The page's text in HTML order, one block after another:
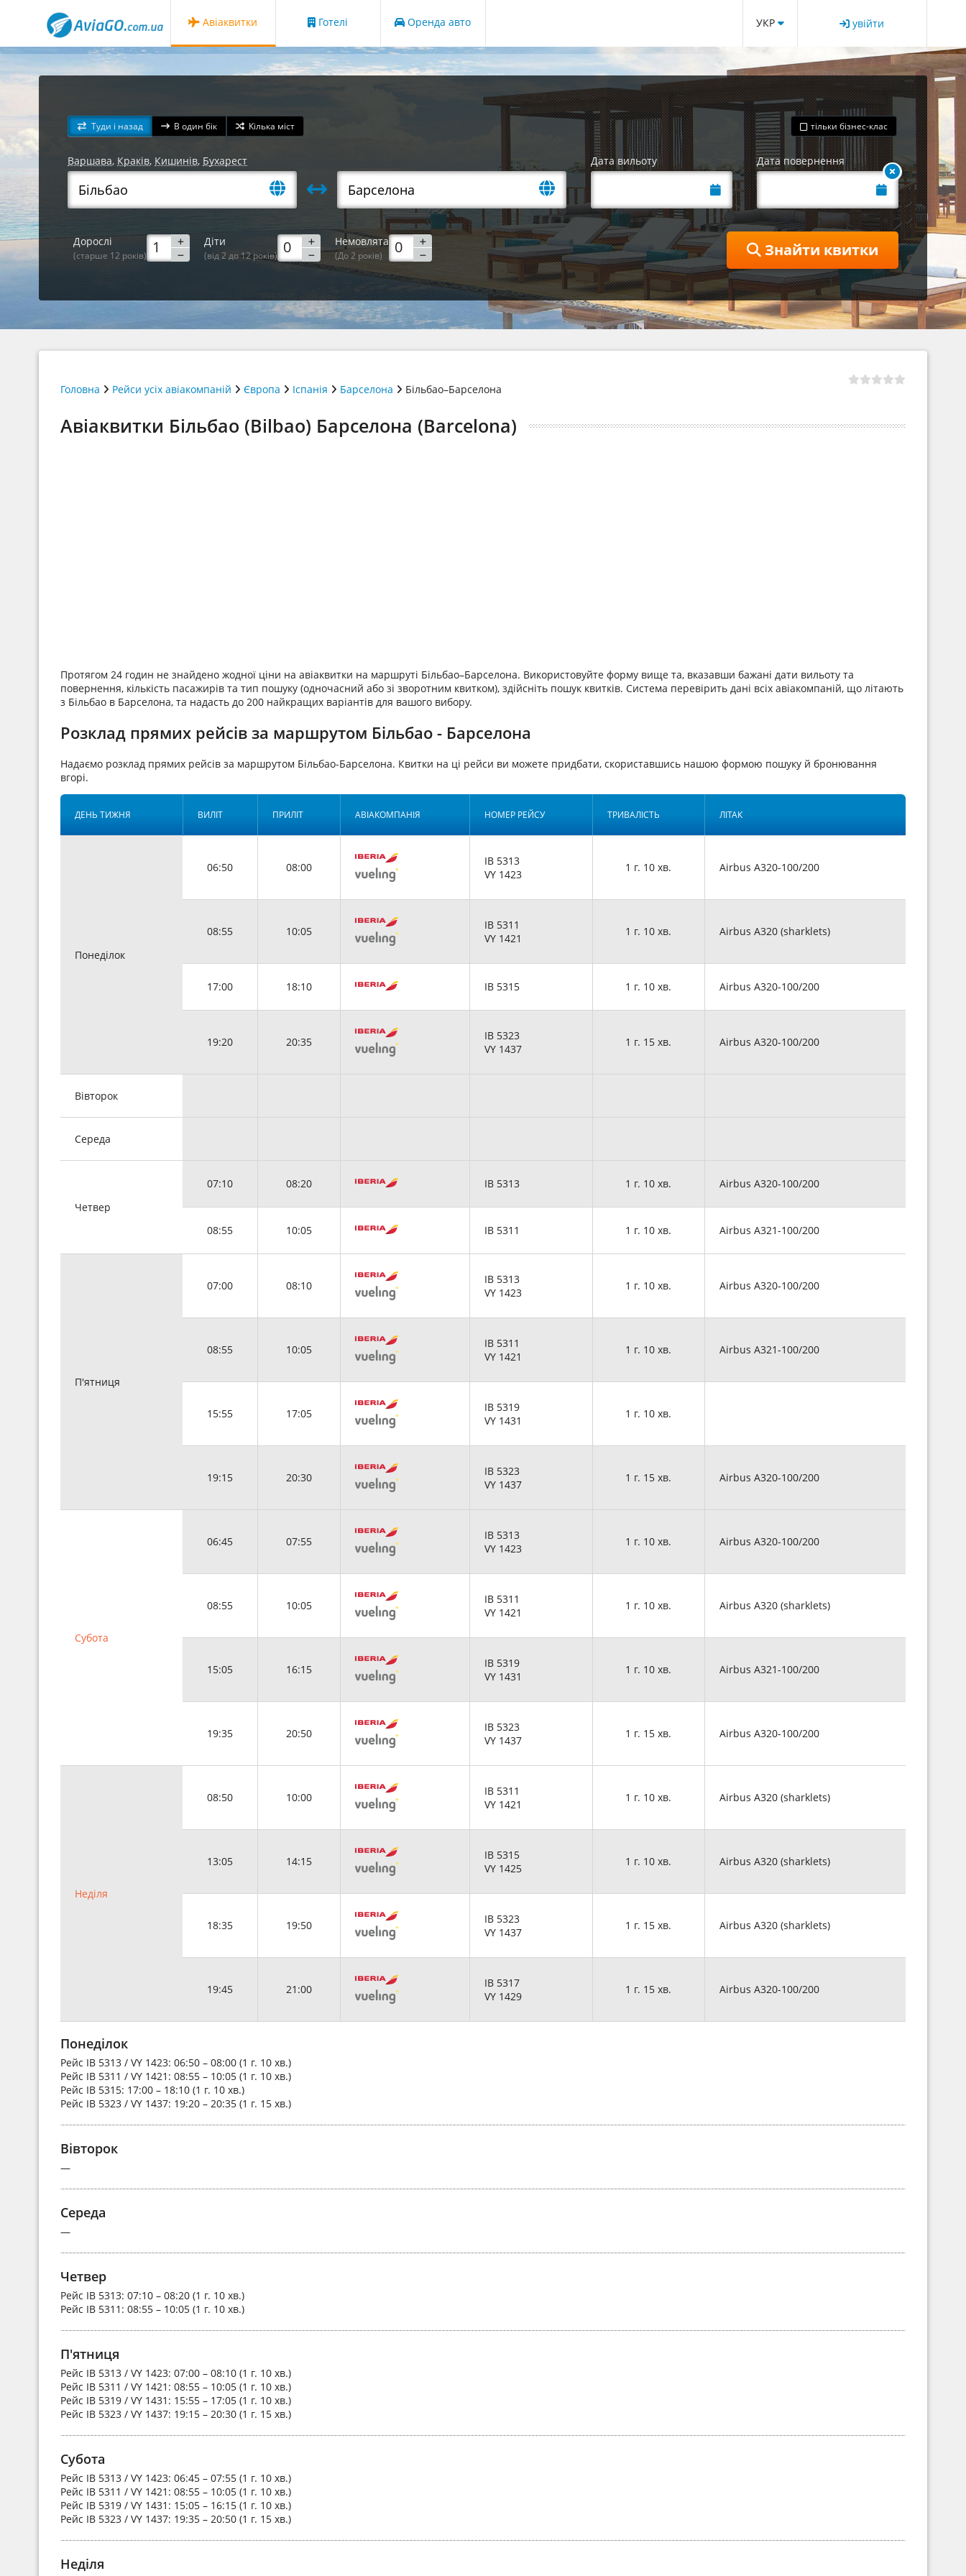
Авіаквитки Готелі Оренда авто УКР увійти
Туди і назад В один бік Кілька міст тільки бізнес-клас
Варшава, Краків, Кишинів, Бухарест Дата вильоту Дата повернення
Дорослі
(старше 12 років)
Діти
(від 2 до 12 років)
Немовлята
(До 2 років) Знайти квитки
Головна Рейси усіх авіакомпаній Європа Іспанія Барселона Більбао–Барселона
Авіаквитки Більбао (Bilbao) Барселона (Barcelona)
Протягом 24 годин не знайдено жодної ціни на авіаквитки на маршруті Більбао–Барселона. Використовуйте форму вище та, вказавши бажані дати вильоту та
повернення, кількість пасажирів та тип пошуку (одночасний або зі зворотним квитком), здійсніть пошук квитків. Система перевірить дані всіх авіакомпаній, що літають
з Більбао в Барселона, та надасть до 200 найкращих варіантів для вашого вибору.
Розклад прямих рейсів за маршрутом Більбао - Барселона
Надаємо розклад прямих рейсів за маршрутом Більбао-Барселона. Квитки на ці рейси ви можете придбати, скориставшись нашою формою пошуку й бронювання
вгорі.
ДЕНЬ ТИЖНЯ ВИЛІТ ПРИЛІТ АВІАКОМПАНІЯ НОМЕР РЕЙСУ ТРИВАЛІСТЬ ЛІТАК
Понеділок
06:50 08:00
IB 5313
VY 1423
1 г. 10 хв. Airbus A320-100/200
08:55 10:05
IB 5311
VY 1421
1 г. 10 хв. Airbus A320 (sharklets)
17:00 18:10 IB 5315 1 г. 10 хв. Airbus A320-100/200
19:20 20:35
IB 5323
VY 1437
1 г. 15 хв. Airbus A320-100/200
Вівторок
Середа
Четвер
07:10 08:20 IB 5313 1 г. 10 хв. Airbus A320-100/200
08:55 10:05 IB 5311 1 г. 10 хв. Airbus A321-100/200
П'ятниця
07:00 08:10
IB 5313
VY 1423
1 г. 10 хв. Airbus A320-100/200
08:55 10:05
IB 5311
VY 1421
1 г. 10 хв. Airbus A321-100/200
15:55 17:05
IB 5319
VY 1431
1 г. 10 хв.
19:15 20:30
IB 5323
VY 1437
1 г. 15 хв. Airbus A320-100/200
Субота
06:45 07:55
IB 5313
VY 1423
1 г. 10 хв. Airbus A320-100/200
08:55 10:05
IB 5311
VY 1421
1 г. 10 хв. Airbus A320 (sharklets)
15:05 16:15
IB 5319
VY 1431
1 г. 10 хв. Airbus A321-100/200
19:35 20:50
IB 5323
VY 1437
1 г. 15 хв. Airbus A320-100/200
Неділя
08:50 10:00
IB 5311
VY 1421
1 г. 10 хв. Airbus A320 (sharklets)
13:05 14:15
IB 5315
VY 1425
1 г. 10 хв. Airbus A320 (sharklets)
18:35 19:50
IB 5323
VY 1437
1 г. 15 хв. Airbus A320 (sharklets)
19:45 21:00
IB 5317
VY 1429
1 г. 15 хв. Airbus A320-100/200
Понеділок
Рейс IB 5313 / VY 1423: 06:50 – 08:00 (1 г. 10 хв.)
Рейс IB 5311 / VY 1421 : 08:55 – 10:05 (1 г. 10 хв.)
Рейс IB 5315: 17:00 – 18:10 (1 г. 10 хв.)
Рейс IB 5323 / VY 1437: 19:20 – 20:35 (1 г. 15 хв.)
Вівторок
—
Середа
—
Четвер
Рейс IB 5313: 07:10 – 08:20 (1 г. 10 хв.)
Рейс IB 5311 : 08:55 – 10:05 (1 г. 10 хв.)
П'ятниця
Рейс IB 5313 / VY 1423: 07:00 – 08:10 (1 г. 10 хв.)
Рейс IB 5311 / VY 1421 : 08:55 – 10:05 (1 г. 10 хв.)
Рейс IB 5319 / VY 1431 : 15:55 – 17:05 (1 г. 10 хв.)
Рейс IB 5323 / VY 1437: 19:15 – 20:30 (1 г. 15 хв.)
Субота
Рейс IB 5313 / VY 1423: 06:45 – 07:55 (1 г. 10 хв.)
Рейс IB 5311 / VY 1421 : 08:55 – 10:05 (1 г. 10 хв.)
Рейс IB 5319 / VY 1431 : 15:05 – 16:15 (1 г. 10 хв.)
Рейс IB 5323 / VY 1437: 19:35 – 20:50 (1 г. 15 хв.)
Неділя